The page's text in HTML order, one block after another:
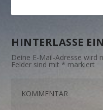
HINTERLASSE
Deine E-Mail-Adresse wird
Felder sind mit * markiert